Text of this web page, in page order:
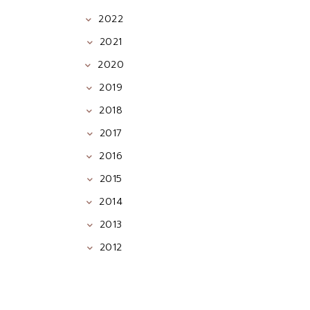
2022
2021
2020
2019
2018
2017
2016
2015
2014
2013
2012